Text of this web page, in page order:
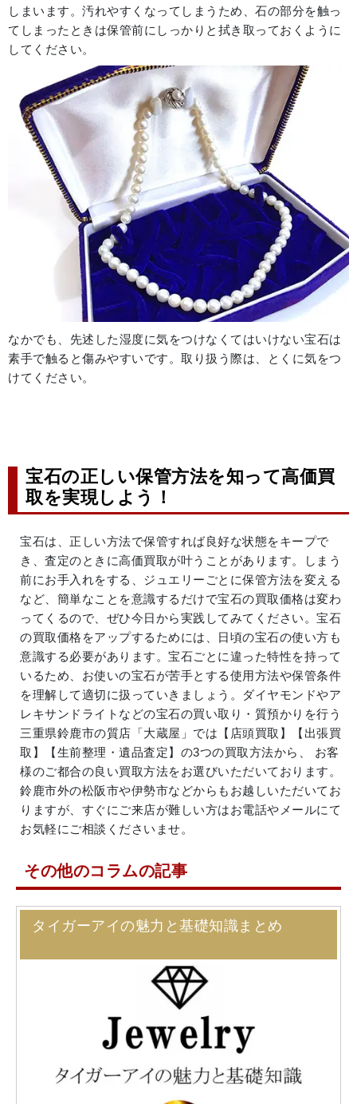
しまいます。汚れやすくなってしまうため、石の部分を触っ
てしまったときは保管前にしっかりと拭き取っておくように
してください。
なかでも、先述した湿度に気をつけなくてはいけない宝石は
素手で触ると傷みやすいです。取り扱う際は、とくに気をつ
けてください。
宝石の正しい保管方法を知って高価買
取を実現しよう！
宝石は、正しい方法で保管すれば良好な状態をキープで
き、査定のときに高価買取が叶うことがあります。しまう
前にお手入れをする、ジュエリーごとに保管方法を変える
など、簡単なことを意識するだけで宝石の買取価格は変わ
ってくるので、ぜひ今日から実践してみてください。宝石
の買取価格をアップするためには、日頃の宝石の使い方も
意識する必要があります。宝石ごとに違った特性を持って
いるため、お使いの宝石が苦手とする使用方法や保管条件
を理解して適切に扱っていきましょう。ダイヤモンドやア
レキサンドライトなどの宝石の買い取り・質預かりを行う
三重県鈴鹿市の質店「大蔵屋」では【店頭買取】【出張買
取】【生前整理・遺品査定】の3つの買取方法から、 お客
様のご都合の良い買取方法をお選びいただいております。
鈴鹿市外の松阪市や伊勢市などからもお越しいただいてお
りますが、すぐにご来店が難しい方はお電話やメールにて
お気軽にご相談くださいませ。
その他のコラムの記事
タイガーアイの魅力と基礎知識まとめ